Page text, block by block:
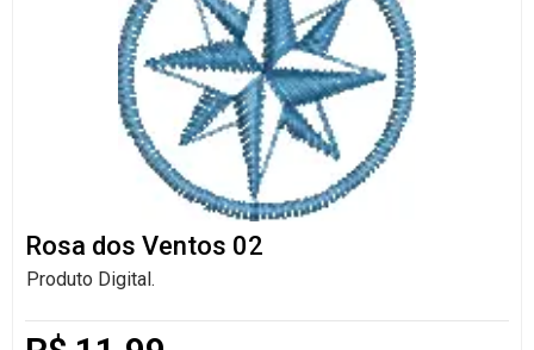
Rosa dos Ventos 02
Produto Digital.